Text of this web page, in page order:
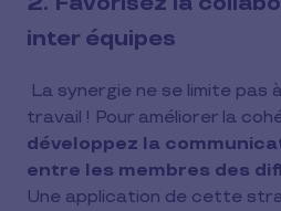
inter équipes
La synergie ne se limite pas
travail ! Pour améliorer la
développez la
entre les membres des
Une application de cette